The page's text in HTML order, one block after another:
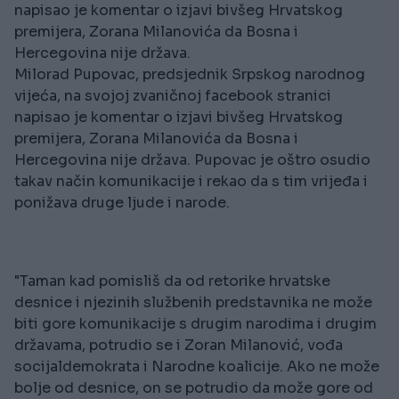
napisao je komentar o izjavi bivšeg Hrvatskog
premijera, Zorana Milanovića da Bosna i
Hercegovina nije država.
Milorad Pupovac, predsjednik Srpskog narodnog
vijeća, na svojoj zvaničnoj facebook stranici
napisao je komentar o izjavi bivšeg Hrvatskog
premijera, Zorana Milanovića da Bosna i
Hercegovina nije država. Pupovac je oštro osudio
takav način komunikacije i rekao da s tim vrijeđa i
ponižava druge ljude i narode.
"Taman kad pomisliš da od retorike hrvatske
desnice i njezinih službenih predstavnika ne može
biti gore komunikacije s drugim narodima i drugim
državama, potrudio se i Zoran Milanović, vođa
socijaldemokrata i Narodne koalicije. Ako ne može
bolje od desnice, on se potrudio da može gore od